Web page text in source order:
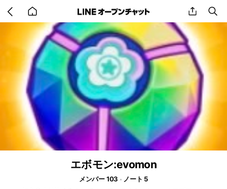
back
to
home
share
エボモン:evomon
メンバー 103
ノート 5